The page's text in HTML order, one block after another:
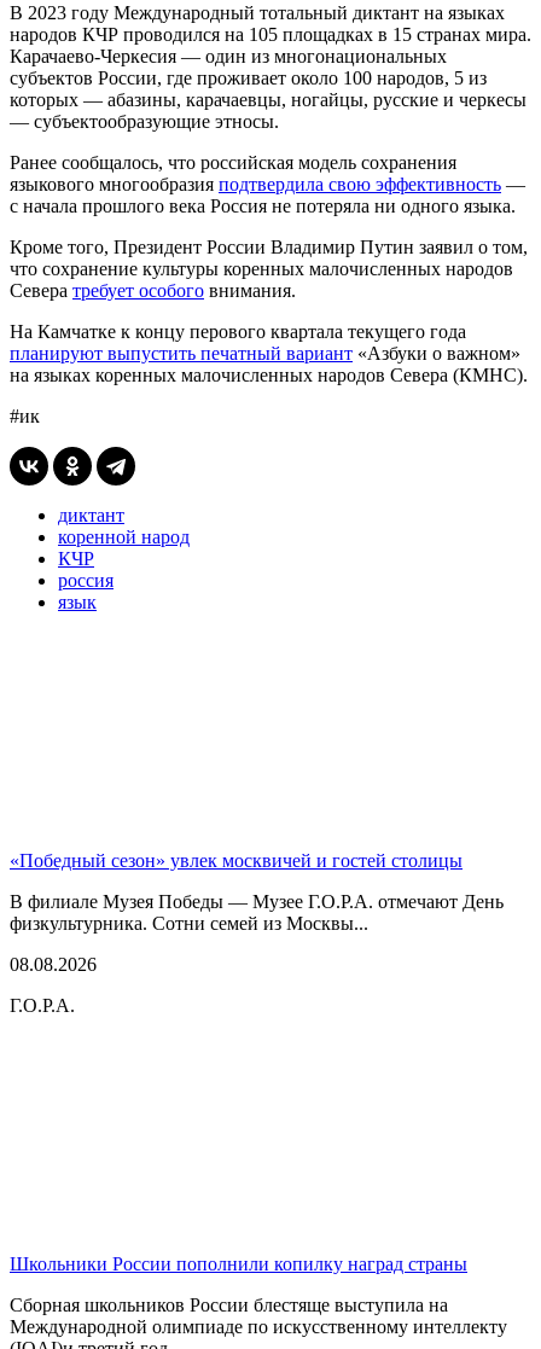
В 2023 году Международный тотальный диктант на языках
народов КЧР проводился на 105 площадках в 15 странах мира.
Карачаево-Черкесия — один из многонациональных
субъектов России, где проживает около 100 народов, 5 из
которых — абазины, карачаевцы, ногайцы, русские и черкесы
— субъектообразующие этносы.
Ранее сообщалось, что российская модель сохранения
языкового многообразия подтвердила свою эффективность —
с начала прошлого века Россия не потеряла ни одного языка.
Кроме того, Президент России Владимир Путин заявил о том,
что сохранение культуры коренных малочисленных народов
Севера требует особого внимания.
На Камчатке к концу перового квартала текущего года
планируют выпустить печатный вариант «Азбуки о важном»
на языках коренных малочисленных народов Севера (КМНС).
#ик
диктант
коренной народ
КЧР
россия
язык
«Победный сезон» увлек москвичей и гостей столицы
В филиале Музея Победы — Музее Г.О.Р.А. отмечают День
физкультурника. Сотни семей из Москвы...
08.08.2026
Г.О.Р.А.
Школьники России пополнили копилку наград страны
Сборная школьников России блестяще выступила на
Международной олимпиаде по искусственному интеллекту